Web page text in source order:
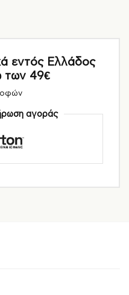
εντός Ελλάδος
των 49€
αγοράς